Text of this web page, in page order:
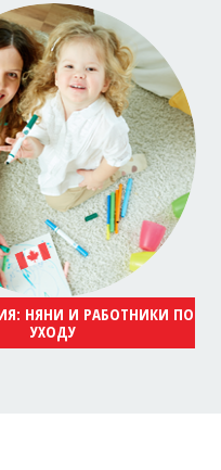
НЯНИ И РАБОТНИКИ ПО
УХОДУ